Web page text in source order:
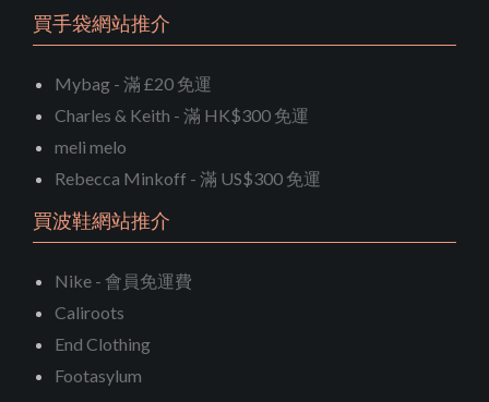
買手袋網站推介
Mybag - 滿 £20 免運
Charles & Keith - 滿 HK$300 免運
meli melo
Rebecca Minkoff - 滿 US$300 免運
買波鞋網站推介
Nike - 會員免運費
Caliroots
End Clothing
Footasylum